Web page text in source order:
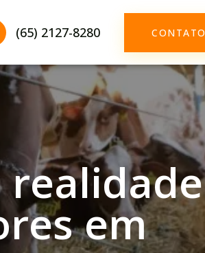
(65) 2127-8280 CONTATO
realidade
em